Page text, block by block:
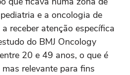
e a oncologia de
receber atenção específica
do BMJ Oncology
20 e 49 anos, o que é
relevante para fins